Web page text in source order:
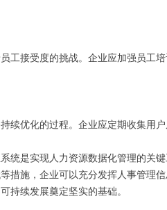
工接受度的挑战。企业应加强员工
续优化的过程。企业应定期收集用
统是实现人力资源数据化管理的关
措施，企业可以充分发挥人事管理
持续发展奠定坚实的基础。